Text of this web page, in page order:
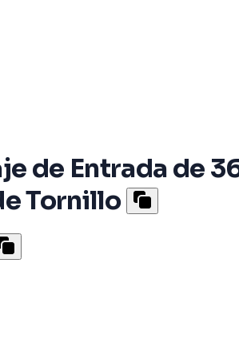
de Entrada de
Tornillo